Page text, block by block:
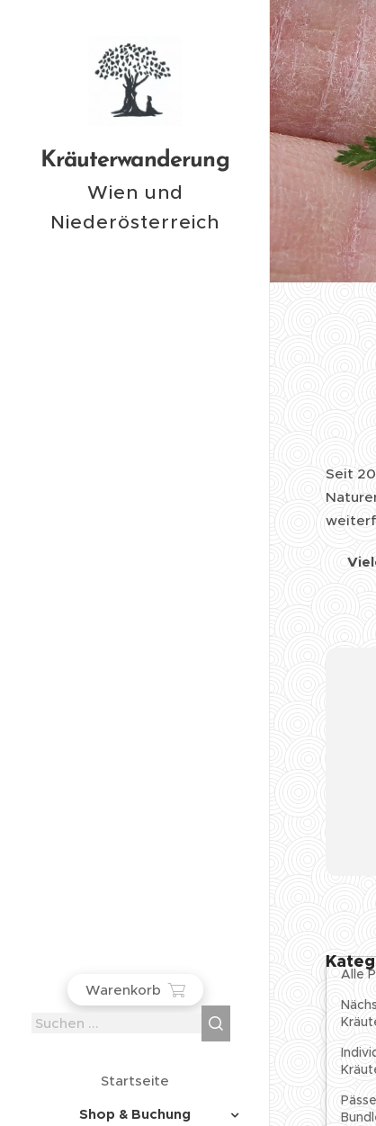
Kräuterwanderung
Wien und
Niederösterreich
Warenkorb
Startseite
Shop & Buchung
Seit
Alle